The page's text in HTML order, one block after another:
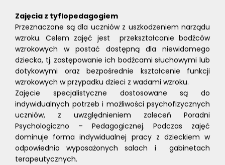
Zajęcia z tyflopedagogiem
Przeznaczone są dla uczniów z uszkodzeniem narządu
wzroku. Celem zajęć jest przekształcanie bodźców
wzrokowych w postać dostępną dla niewidomego
dziecka, tj. zastępowanie ich bodźcami słuchowymi lub
dotykowymi oraz bezpośrednie kształcenie funkcji
wzrokowych w przypadku dzieci z wadami wzroku.
Zajęcie specjalistyczne dostosowane są do
indywidualnych potrzeb i możliwości psychofizycznych
uczniów, z uwzględnieniem zaleceń Poradni
Psychologiczno – Pedagogicznej. Podczas zajęć
dominuje forma indywidualnej pracy z dzieckiem w
odpowiednio wyposażonych salach i gabinetach
terapeutycznych.